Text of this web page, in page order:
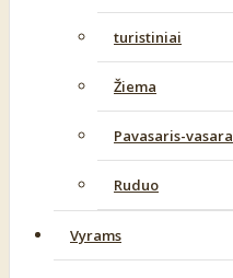
turistiniai
Žiema
Pavasaris-vasara
Ruduo
Vyrams